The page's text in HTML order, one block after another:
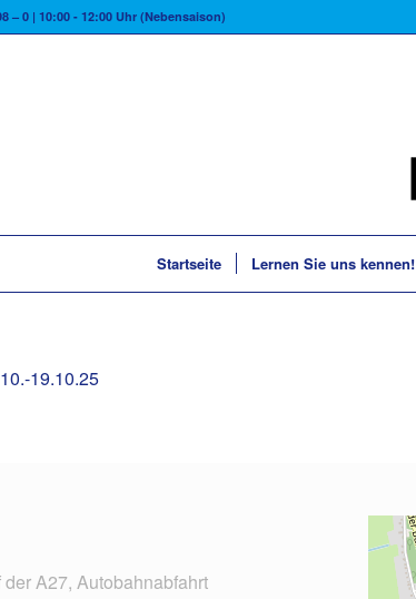
– 0 | 10:00 - 12:00 Uhr (Nebensaison)
Startseite Lernen Sie uns kennen!
19.10.25
A27, Autobahnabfahrt